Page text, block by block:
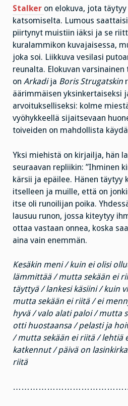
Stalker on elokuva, jota
katsomiselta. Lumous saattaisi
piirtynyt muistiin iäksi ja se
kuralammikon kuvajaisessa,
joka soi. Liikkuva vesilasi
reunalta. Elokuvan varsinainen
on Arkadi ja Boris Strugatskin
äärimmäisen yksinkertaiseksi
arvoitukselliseksi: kolme
vyöhykkeellä sijaitsevaan
toiveiden on mahdollista
Yksi miehistä on kirjailja, hän
seuraavan repliikin: ”Ihminen
kärsii ja epäilee. Hänen täytyy
itselleen ja muille, että on
itse oli runoilijan poika.
lausuu runon, jossa kiteytyy
ottaa vastaan onnea, koska
aina vain enemmän.
Kesäkin meni / kuin ei olisi
lämmittää / mutta sekään ei
täyttyä / lankesi käsiini / kuin
mutta sekään ei riitä / ei
hyvä / valo alati paloi / mutta
otti huostaansa / pelasti ja
/ mutta sekään ei riitä / lehtiä
katkennut / päivä on
riitä